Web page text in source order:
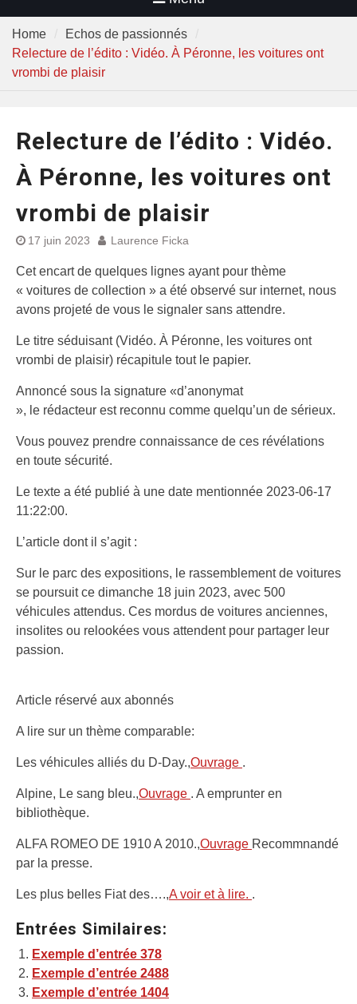
Home
Echos de passionnés
Relecture de l’édito : Vidéo. À Péronne, les voitures ont
vrombi de plaisir
Relecture de l’édito : Vidéo.
À Péronne, les voitures ont
vrombi de plaisir
17 juin 2023 Laurence Ficka
Cet encart de quelques lignes ayant pour thème
« voitures de collection » a été observé sur internet, nous
avons projeté de vous le signaler sans attendre.
Le titre séduisant (Vidéo. À Péronne, les voitures ont
vrombi de plaisir) récapitule tout le papier.
Annoncé sous la signature «d’anonymat
», le rédacteur est reconnu comme quelqu’un de sérieux.
Vous pouvez prendre connaissance de ces révélations
en toute sécurité.
Le texte a été publié à une date mentionnée 2023-06-17
11:22:00.
L’article dont il s’agit :
Sur le parc des expositions, le rassemblement de voitures
se poursuit ce dimanche 18 juin 2023, avec 500
véhicules attendus. Ces mordus de voitures anciennes,
insolites ou relookées vous attendent pour partager leur
passion.
Article réservé aux abonnés
A lire sur un thème comparable:
Les véhicules alliés du D-Day.,Ouvrage .
Alpine, Le sang bleu.,Ouvrage . A emprunter en
bibliothèque.
ALFA ROMEO DE 1910 A 2010.,Ouvrage Recommnandé
par la presse.
Les plus belles Fiat des….,A voir et à lire. .
Entrées Similaires:
Exemple d’entrée 378
Exemple d’entrée 2488
Exemple d’entrée 1404